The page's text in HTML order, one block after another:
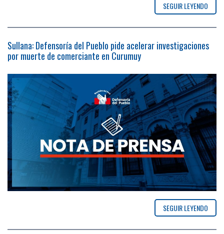
SEGUIR LEYENDO
Sullana: Defensoría del Pueblo pide acelerar investigaciones
por muerte de comerciante en Curumuy
SEGUIR LEYENDO